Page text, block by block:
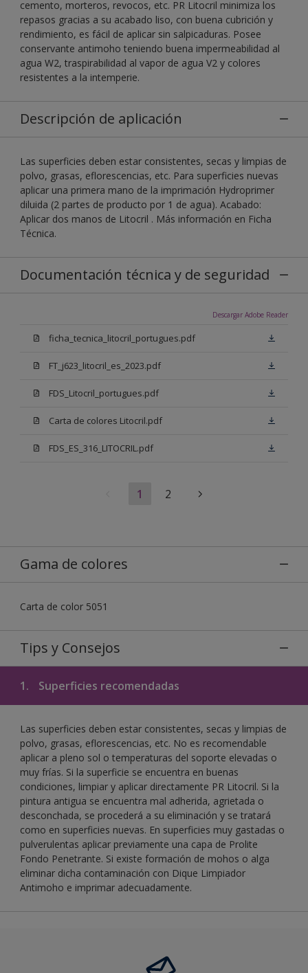
cemento, morteros, revocos, etc. PR Litocril minimiza los
repasos gracias a su acabado liso, con buena cubrición y
rendimiento, es fácil de aplicar sin salpicaduras. Posee
conservante antimoho teniendo buena impermeabilidad al
agua W2, traspirabilidad al vapor de agua V2 y colores
resistentes a la intemperie.
Descripción de aplicación
Las superficies deben estar consistentes, secas y limpias de
polvo, grasas, eflorescencias, etc. Para superficies nuevas
aplicar una primera mano de la imprimación Hydroprimer
diluida (2 partes de producto por 1 de agua). Acabado:
Aplicar dos manos de Litocril . Más información en Ficha
Técnica.
Documentación técnica y de seguridad
Descargar Adobe Reader
ficha_tecnica_litocril_portugues.pdf
FT_j623_litocril_es_2023.pdf
FDS_Litocril_portugues.pdf
Carta de colores Litocril.pdf
FDS_ES_316_LITOCRIL.pdf
1 2
Gama de colores
Carta de color 5051
Tips y Consejos
1. Superficies recomendadas
Las superficies deben estar consistentes, secas y limpias de
polvo, grasas, eflorescencias, etc. No es recomendable
aplicar a pleno sol o temperaturas del soporte elevadas o
muy frías. Si la superficie se encuentra en buenas
condiciones, limpiar y aplicar directamente PR Litocril. Si la
pintura antigua se encuentra mal adherida, agrietada o
desconchada, se procederá a su eliminación y se tratará
como en superficies nuevas. En superficies muy gastadas o
pulverulentas aplicar previamente una capa de Prolite
Fondo Penetrante. Si existe formación de mohos o alga
eliminar dicha contaminación con Dique Limpiador
Antimoho e imprimar adecuadamente.